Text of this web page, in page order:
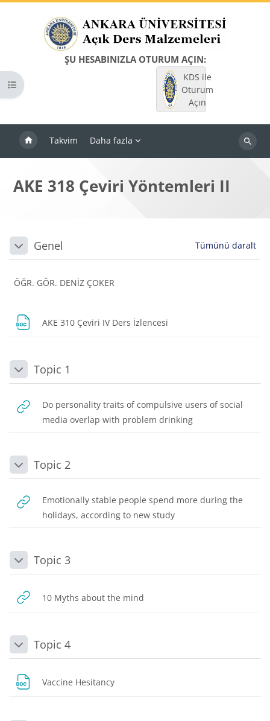
ŞU HESABINIZLA OTURUM AÇIN:
KDS ile
Oturum
Açın
Takvim Daha fazla
Dersleri
Kurs dizinini aç
AKE 318 Çeviri Yöntemleri II
Bloklar
Bölüm anahatları
DaraltGenel Tümünü daralt
ÖĞR. GÖR. DENİZ ÇOKER
AKE 310 Çeviri IV Ders İzlencesi
DaraltTopic 1
Do personality traits of compulsive users of social
media overlap with problem drinkingURL
DaraltTopic 2
Emotionally stable people spend more during the
holidays, according to new studyURL
DaraltTopic 3
10 Myths about the mind
DaraltTopic 4
Vaccine Hesitancy